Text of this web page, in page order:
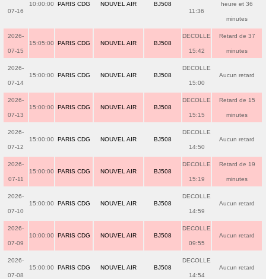
07-16
10:00:00 PARIS CDG NOUVEL AIR BJ508
11:36
heure et 36
minutes
2026-
07-15
15:05:00 PARIS CDG NOUVEL AIR BJ508
DECOLLE
15:42
Retard de 37
minutes
2026-
07-14
15:00:00 PARIS CDG NOUVEL AIR BJ508
DECOLLE
15:00
Aucun retard
2026-
07-13
15:00:00 PARIS CDG NOUVEL AIR BJ508
DECOLLE
15:15
Retard de 15
minutes
2026-
07-12
15:00:00 PARIS CDG NOUVEL AIR BJ508
DECOLLE
14:50
Aucun retard
2026-
07-11
15:00:00 PARIS CDG NOUVEL AIR BJ508
DECOLLE
15:19
Retard de 19
minutes
2026-
07-10
15:00:00 PARIS CDG NOUVEL AIR BJ508
DECOLLE
14:59
Aucun retard
2026-
07-09
10:00:00 PARIS CDG NOUVEL AIR BJ508
DECOLLE
09:55
Aucun retard
2026-
07-08
15:00:00 PARIS CDG NOUVEL AIR BJ508
DECOLLE
14:54
Aucun retard